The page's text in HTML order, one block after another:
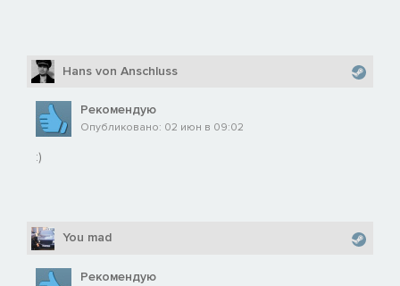
Hans von Anschluss
Рекомендую
Опубликовано: 02 июн в 09:02
:)
You mad
Рекомендую